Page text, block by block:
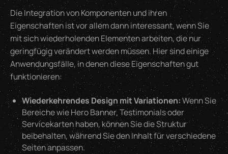
Die Integration von Komponenten und ihren
Eigenschaften ist vor allem dann interessant, wenn Sie
mit sich wiederholenden Elementen arbeiten, die nur
geringfügig verändert werden müssen. Hier sind einige
Anwendungsfälle, in denen diese Eigenschaften gut
funktionieren:
Wiederkehrendes Design mit Variationen:Wenn Sie
Bereiche wie Hero Banner, Testimonials oder
Servicekarten haben, können Sie die Struktur
beibehalten, während Sie den Inhalt für verschiedene
Seiten anpassen.